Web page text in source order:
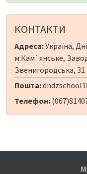
КОНТАКТИ
Адреса:Україна,
м.Кам`янське,
Звенигородська, 31
Пошта:
Телефон: